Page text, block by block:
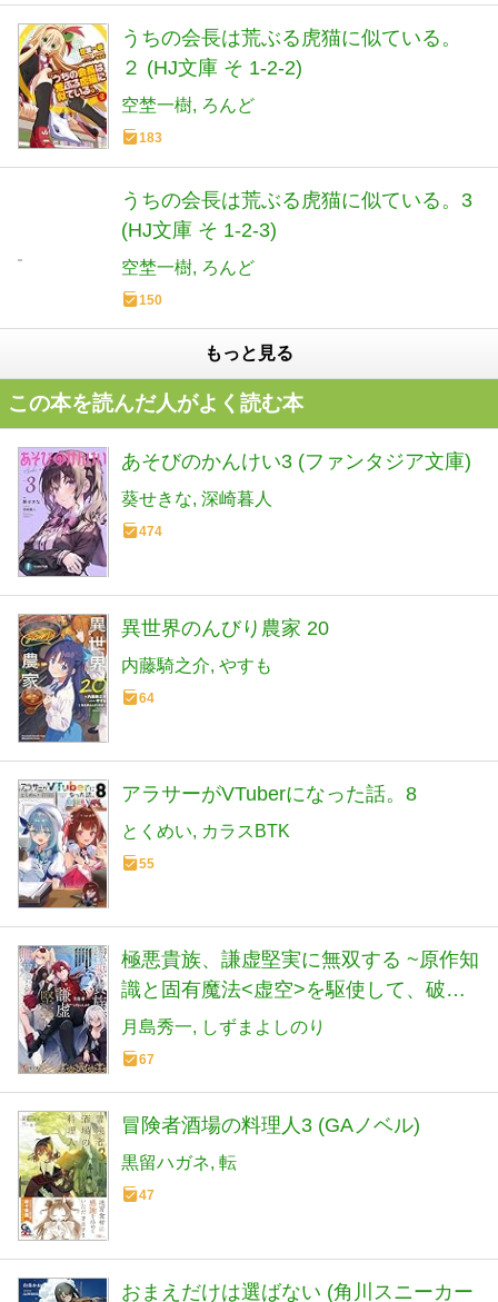
うちの会長は荒ぶる虎猫に似ている。
２ (HJ文庫 そ 1-2-2)
空埜一樹 ろんど
183
うちの会長は荒ぶる虎猫に似ている。3
(HJ文庫 そ 1-2-3)
空埜一樹 ろんど
150
もっと見る
この本を読んだ人がよく読む本
あそびのかんけい3 (ファンタジア文庫)
葵せきな 深崎暮人
474
異世界のんびり農家 20
内藤騎之介 やすも
64
アラサーがVTuberになった話。8
とくめい カラスBTK
55
極悪貴族、謙虚堅実に無双する ~原作知
識と固有魔法<虚空>を駆使して、破滅
エンドを回避します~ (電撃文庫)
月島秀一 しずまよしのり
67
冒険者酒場の料理人3 (GAノベル)
黒留ハガネ 転
47
おまえだけは選ばない (角川スニーカー